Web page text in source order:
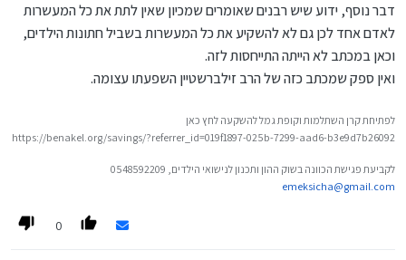
דבר נוסף, ידוע שיש רבנים שאומרים שמכיון שאין לתת את כל המעשרות
לאדם אחד לכן גם לא להשקיע את כל המעשרות בשביל חתונות הילדים,
וכאן במכתב לא הייתה התייחסות לזה.
ואין ספק שמכתב כזה של הרב זילברשטיין השפעתו עצומה.
לפתיחת קרן השתלמות וקופת גמל להשקעה לחץ כאן
https://benakel.org/savings/?referrer_id=019f1897-025b-7299-aad6-b3e9d7b26092
לקביעת פגישת הכוונה בשוק ההון ותכנון לנישואי הילדים, 0548592209
emeksicha@gmail.com
0